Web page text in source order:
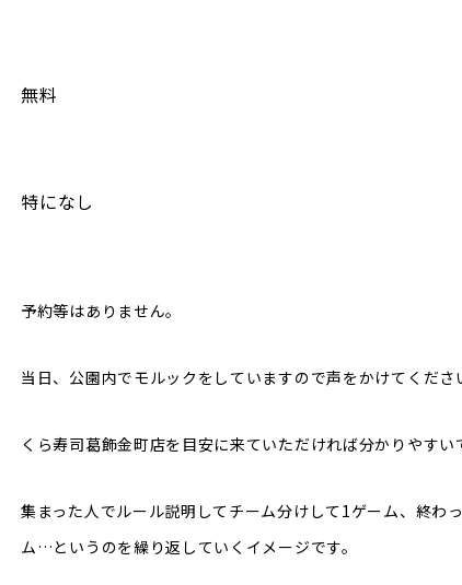
無料
特になし
予約等はありません。
当日、公園内でモルックをしていますので声をかけてくださ
くら寿司葛飾金町店を目安に来ていただければ分かりやすい
集まった人でルール説明してチーム分けして1ゲーム、終わ
ム…というのを繰り返していくイメージです。